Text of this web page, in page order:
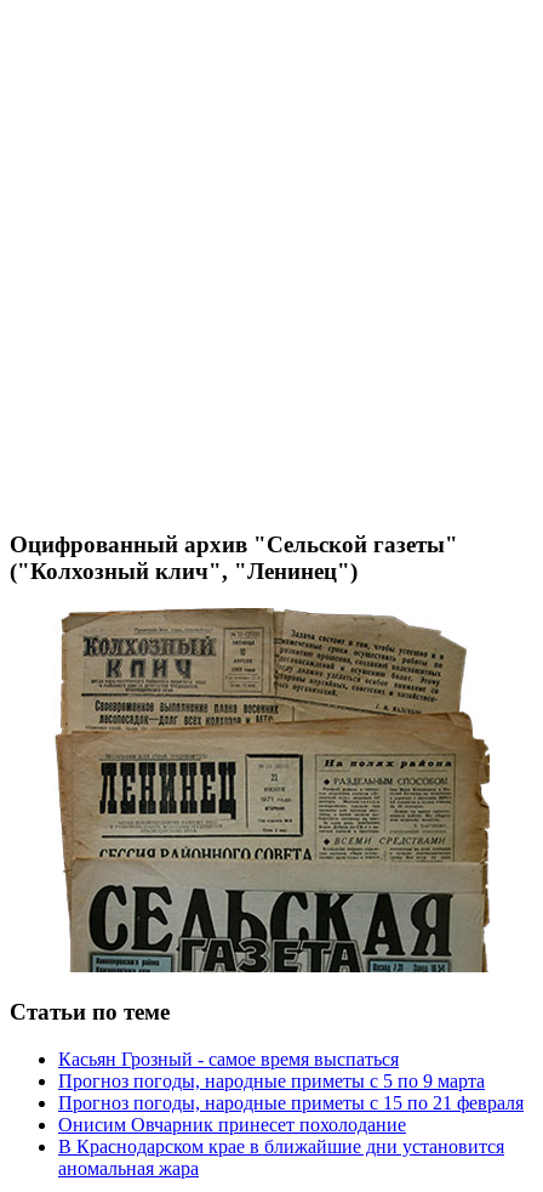
Оцифрованный архив "Сельской газеты"
("Колхозный клич", "Ленинец")
Статьи по теме
Касьян Грозный - самое время выспаться
Прогноз погоды, народные приметы с 5 по 9 марта
Прогноз погоды, народные приметы с 15 по 21 февраля
Онисим Овчарник принесет похолодание
В Краснодарском крае в ближайшие дни установится
аномальная жара